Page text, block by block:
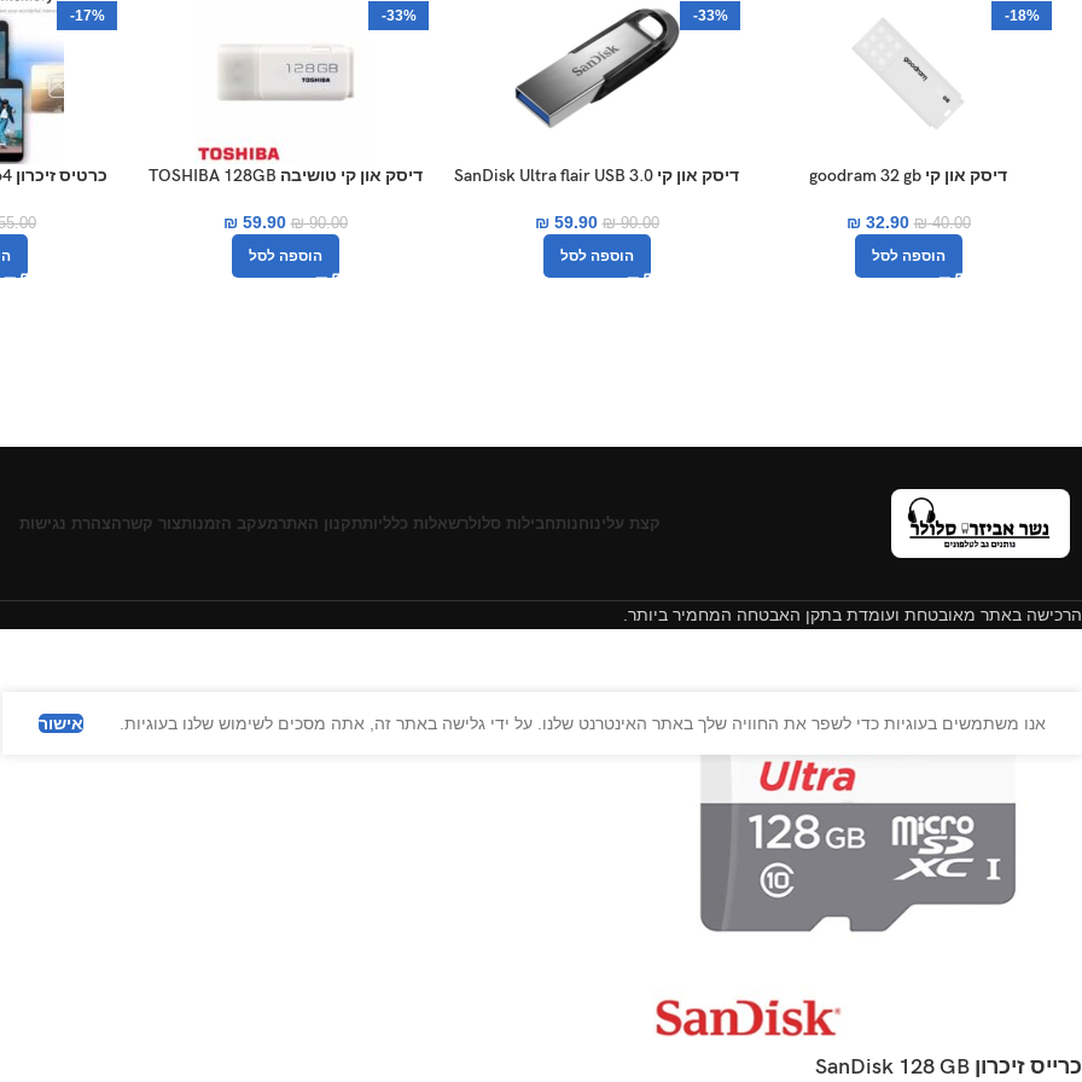
-18%
דיסק און קי goodram 32 gb
₪40.00
₪32.90
הוספה לסל
-33%
דיסק און קי SanDisk Ultra flair USB 3.0
₪90.00
₪59.90
הוספה לסל
-33%
דיסק און קי טושיבה TOSHIBA 128GB
₪90.00
₪59.90
הוספה לסל
-17%
כרטיס זיכרון microSD 64 גיגה Netac
קצת עלינוחנותחבילות סלולרשאלות כלליותתקנון האתרמעקב הזמנותצור קשרהצהרת נגישות
הרכישה באתר מאובטחת ועומדת בתקן האבטחה המחמיר ביותר.
אנו משתמשים בעוגיות כדי לשפר את החוויה שלך באתר האינטרנט שלנו. על ידי גלישה באתר זה, אתה מסכים לשימוש שלנו בעוגיות. אישור
כרייס זיכרון SanDisk 128 GB